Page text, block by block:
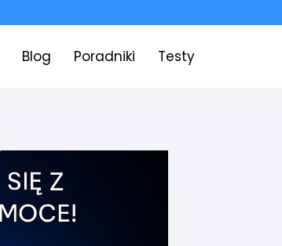
Blog Poradniki Testy